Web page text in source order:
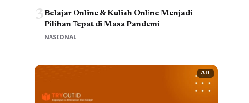
3Belajar Online & Kuliah Online Menjadi
Pilihan Tepat di Masa Pandemi
NASIONAL
AD